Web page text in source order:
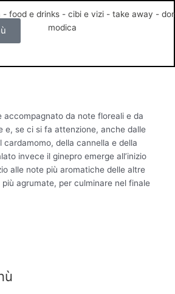
accompagnato da note floreali e da
e, se ci si fa attenzione, anche dalle
cardamomo, della cannella e della
invece il ginepro emerge all’inizio
alle note più aromatiche delle altre
agrumate, per culminare nel finale